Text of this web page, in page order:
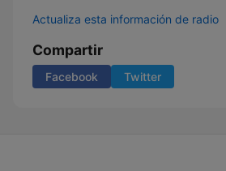
Actualiza esta información de radio
Compartir
Facebook Twitter